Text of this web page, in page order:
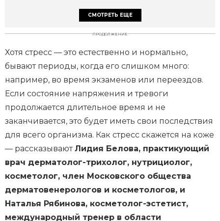
СМОТРЕТЬ ЕЩЕ
ПРОДОЛЖЕНИЕ
Хотя стресс — это естественно и нормально,
бывают периоды, когда его слишком много:
например, во время экзаменов или переездов.
Если состояние напряжения и тревоги
продолжается длительное время и не
заканчивается, это будет иметь свои последствия
для всего организма. Как стресс скажется на коже
— рассказываютЛидия Белова, практикующий
врач дерматолог-трихолог, нутрициолог,
косметолог, член Московского общества
дерматовенерологов и косметологов, и
Наталья Рябинова, косметолог-эстетист,
международный тренер в области